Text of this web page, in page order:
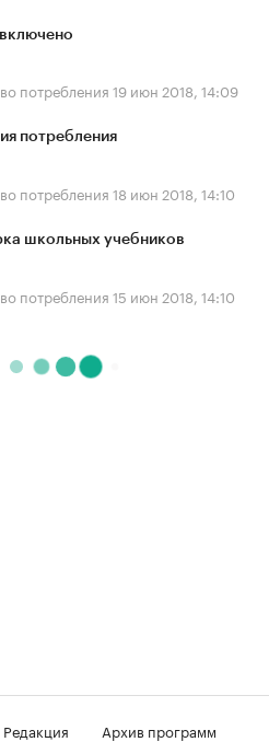
потребления 19 июн 2018, 14:09
потребления
потребления 18 июн 2018, 14:10
школьных учебников
потребления 15 июн 2018, 14:10
Редакция
Архив программ